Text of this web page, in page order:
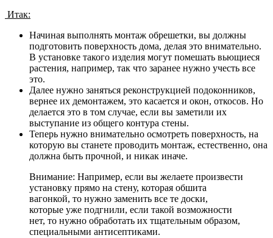
Итак:
Начиная выполнять монтаж обрешетки, вы должны
подготовить поверхность дома, делая это внимательно.
В установке такого изделия могут помешать вьющиеся
растения, например, так что заранее нужно учесть все
это.
Далее нужно заняться реконструкцией подоконников,
вернее их демонтажем, это касается и окон, откосов. Но
делается это в том случае, если вы заметили их
выступание из общего контура стены.
Теперь нужно внимательно осмотреть поверхность, на
которую вы станете проводить монтаж, естественно, она
должна быть прочной, и никак иначе.
Внимание: Например, если вы желаете произвести
установку прямо на стену, которая обшита
вагонкой, то нужно заменить все те доски,
которые уже подгнили, если такой возможности
нет, то нужно обработать их тщательным образом,
специальными антисептиками.